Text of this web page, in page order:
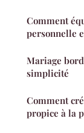
Comment
personnelle
Mariage
simplicité
Comment
propice à la